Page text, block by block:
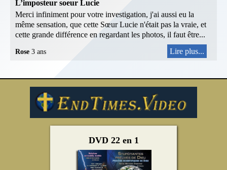
L’imposteur soeur Lucie
Merci infiniment pour votre investigation, j'ai aussi eu la
même sensation, que cette Sœur Lucie n'était pas la vraie, et
cette grande différence en regardant les photos, il faut être...
Rose 3 ans Lire plus...
DVD 22 en 1